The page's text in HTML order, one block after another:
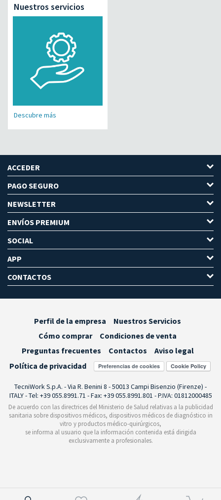
Nuestros servicios
Descubre más
ACCEDER
PAGO SEGURO
NEWSLETTER
ENVÍOS PREMIUM
SOCIAL
APP
CONTACTOS
Perfil de la empresa
Nuestros Servicios
Cómo comprar
Condiciones de venta
Preguntas frecuentes
Contactos
Aviso legal
Política de privacidad
Preferencias de cookies
TecniWork S.p.A. - Via R. Benini 8 - 50013 Campi Bisenzio (Firenze) -
ITALY - Tel: +39 055.8991.71 - Fax: +39 055.8991.801 - P.IVA: 01812000485
De acuerdo con las directrices del Ministerio de Salud relativas a la publicidad
sanitaria sobre dispositivos médicos, dispositivos médicos de diagnóstico in
vitro y productos médico-quirúrgicos,
se informa al usuario que la información contenida está dirigida
exclusivamente a profesionales.